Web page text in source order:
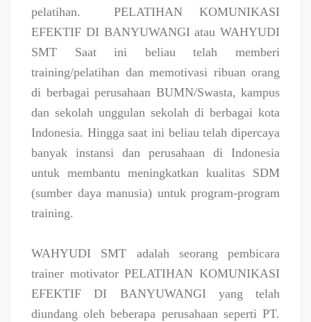
pelatihan.
PELATIHAN KOMUNIKASI
EFEKTIF DI BANYUWANGI atau WAHYUDI
SMT Saat ini beliau telah memberi
training/pelatihan dan memotivasi ribuan orang
di berbagai perusahaan BUMN/Swasta, kampus
dan sekolah unggulan sekolah di berbagai kota
Indonesia. Hingga saat ini beliau telah dipercaya
banyak instansi dan perusahaan di Indonesia
untuk membantu meningkatkan kualitas SDM
(sumber daya manusia) untuk program-program
training.
WAHYUDI SMT adalah seorang pembicara
trainer motivator PELATIHAN KOMUNIKASI
EFEKTIF DI BANYUWANGI yang telah
diundang oleh beberapa perusahaan seperti PT.